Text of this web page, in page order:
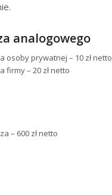
analogowego
osoby prywatnej – 10 zł netto
firmy – 20 zł netto
– 600 zł netto